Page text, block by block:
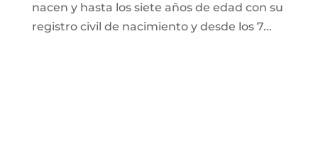
nacen y hasta los siete años de edad con su
registro civil de nacimiento y desde los 7...